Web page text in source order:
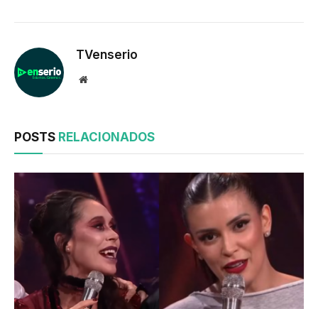
TVenserio
Website
POSTS RELACIONADOS